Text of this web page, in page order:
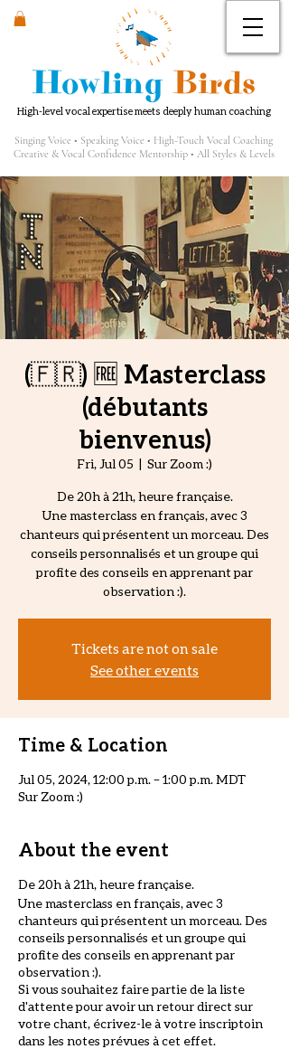
Howling Birds
High-level vocal expertise meets deeply human coaching
Singing Voice • Speaking Voice • High-Touch Vocal Coaching
Creative & Vocal Confidence Mentorship • All Styles & Levels
(🇫🇷) 🆓 Masterclass
(débutants
bienvenus)
Fri, Jul 05
  |
Sur Zoom :)
De 20h à 21h, heure française.
Une masterclass en français, avec 3
chanteurs qui présentent un morceau. Des
conseils personnalisés et un groupe qui
profite des conseils en apprenant par
observation :).
Tickets are not on sale
See other events
Time & Location
Jul 05, 2024, 12:00 p.m. – 1:00 p.m. MDT
Sur Zoom :)
About the event
De 20h à 21h, heure française.
Une masterclass en français, avec 3
chanteurs qui présentent un morceau. Des
conseils personnalisés et un groupe qui
profite des conseils en apprenant par
observation :).
Si vous souhaitez faire partie de la liste
d'attente pour avoir un retour direct sur
votre chant, écrivez-le à votre inscriptoin
dans les notes prévues à cet effet.